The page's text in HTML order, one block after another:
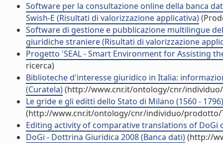
Software per la consultazione online della banca
Swish-E (Risultati di valorizzazione applicativa)
Software di gestione e pubblicazione multilingue
giuridiche straniere (Risultati di valorizzazione
Progetto 'SEAL - Smart Environment for Assisting
ricerca)
Biblioteche d'interesse giuridico in Italia:
(Curatela)(http://www.cnr.it/ontology/cnr/
Le gride e gli editti dello Stato di Milano (1560 -
(http://www.cnr.it/ontology/cnr/individuo/prodotto/
Editing activity of comparative translations of DoGi
DoGi - Dottrina Giuridica 2008 (Banca dati)(http://